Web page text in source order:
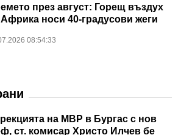
през август: Горещ въздух
носи 40-градусови жеги
08:54:33
на МВР в Бургас с нов
ст. комисар Христо Илчев бе